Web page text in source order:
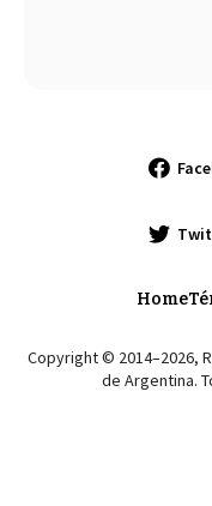
Home
Copyright © 2014–2026,
de Argentina.